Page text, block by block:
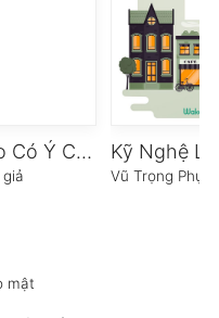
Nơi Nào Có Ý Chí Nơi Đó Có Con Đường Kỹ Nghệ
Vũ Trọng
mật